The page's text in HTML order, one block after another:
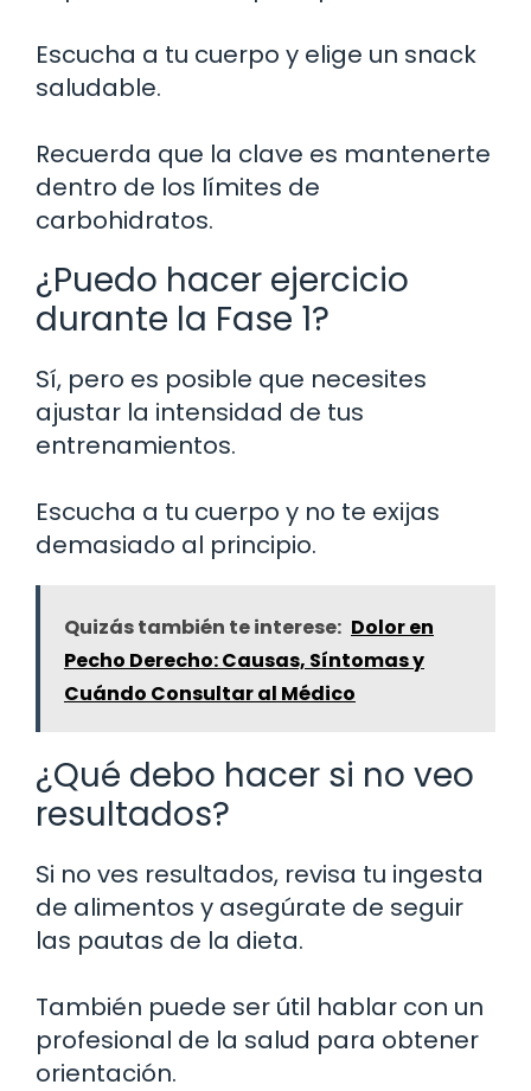
Escucha a tu cuerpo y elige un snack
saludable.
Recuerda que la clave es mantenerte
dentro de los límites de
carbohidratos.
¿Puedo hacer ejercicio
durante la Fase 1?
Sí, pero es posible que necesites
ajustar la intensidad de tus
entrenamientos.
Escucha a tu cuerpo y no te exijas
demasiado al principio.
Quizás también te interese: Dolor en
Pecho Derecho: Causas, Síntomas y
Cuándo Consultar al Médico
¿Qué debo hacer si no veo
resultados?
Si no ves resultados, revisa tu ingesta
de alimentos y asegúrate de seguir
las pautas de la dieta.
También puede ser útil hablar con un
profesional de la salud para obtener
orientación.